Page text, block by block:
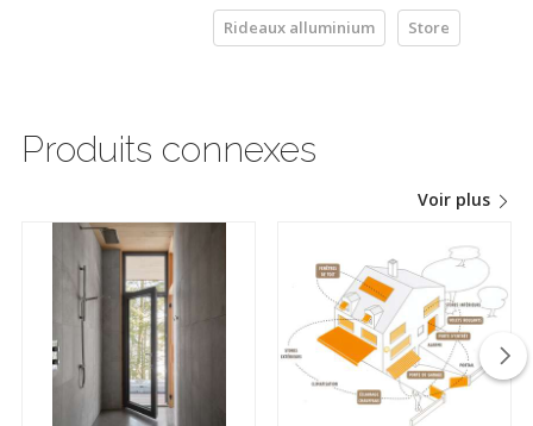
Rideaux alluminium Store
Produits connexes
Voir plus